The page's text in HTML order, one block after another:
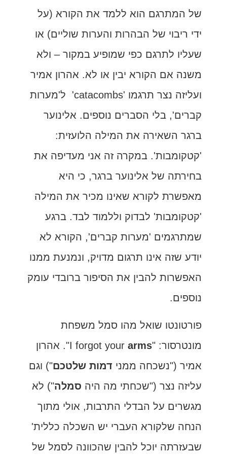
של המתרגם הוא ללמד את הקורא (על
ידי ריבוי של הבהרות והערות שוליים) או
שעליו לתרגם כפי שמופיע במקור – ולא
משנה אם הקורא יבין או לא. אהרון אמיר
ועליזה נצר תרגמו 'catacombs' ל'מערות
קברים', בלי הסברים נוספים. אלינוער
ברגר השאירה את המילה הלועזית:
'קטקומבות'. במקרה זה אני מעדיפה את
בחירתה של אלינוער ברגר, כי היא
מאפשרת לקורא שאינו מכיר את המילה
'קטקומבות' לבדוק וללמוד לבד. ברגע
שמתרגמים 'מערות קברים', הקורא לא
יודע שזה אינו תרגום מדויק, ונמנעת ממנו
האפשרות להבין את הסיפור ברובדי עומק
נוספים.
פורטונטו שואל מהו סמל משפחת
מונטרסור: "I forgot yourarms
". אהרון
אמיר ("נשכחה ממני דמות שלטכם") וגם
עליזה נצר ("שכחתי מה היה סמלה") לא
מגשרים על הבדלי התרבות, אולי מתוך
הנחה שלקורא העברי יש השכלה כללית'
שבעזרתה יוכל להבין שהכוונה לסמל של